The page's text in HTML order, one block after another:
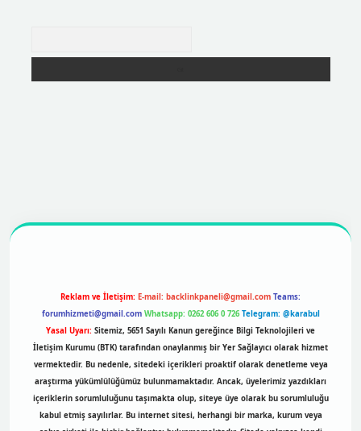
Reklam ve İletişim: E-mail: backlinkpaneli@gmail.com Teams:
forumhizmeti@gmail.com Whatsapp: 0262 606 0 726 Telegram: @karabul
Yasal Uyarı: Sitemiz, 5651 Sayılı Kanun gereğince Bilgi Teknolojileri ve
İletişim Kurumu (BTK) tarafından onaylanmış bir Yer Sağlayıcı olarak hizmet
vermektedir. Bu nedenle, sitedeki içerikleri proaktif olarak denetleme veya
araştırma yükümlülüğümüz bulunmamaktadır. Ancak, üyelerimiz yazdıkları
içeriklerin sorumluluğunu taşımakta olup, siteye üye olarak bu sorumluluğu
kabul etmiş sayılırlar. Bu internet sitesi, herhangi bir marka, kurum veya